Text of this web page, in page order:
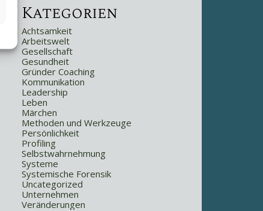
Kategorien
Achtsamkeit
Arbeitswelt
Gesellschaft
Gesundheit
Gründer Coaching
Kommunikation
Leadership
Leben
Märchen
Methoden und Werkzeuge
Persönlichkeit
Profiling
Selbstwahrnehmung
Systeme
Systemische Forensik
Uncategorized
Unternehmen
Veränderungen